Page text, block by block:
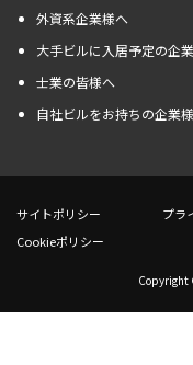
外資系企業様へ
大手ビルに入居予定の企
士業の皆様へ
自社ビルをお持ちの企業
サイトポリシー プラ
Cookieポリシー
Copyright